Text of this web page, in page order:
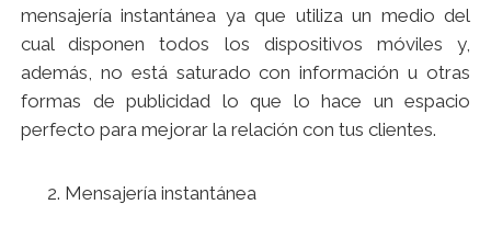
mensajería instantánea ya que utiliza un medio del
cual disponen todos los dispositivos móviles y,
además, no está saturado con información u otras
formas de publicidad lo que lo hace un espacio
perfecto para mejorar la relación con tus clientes.
Mensajería instantánea